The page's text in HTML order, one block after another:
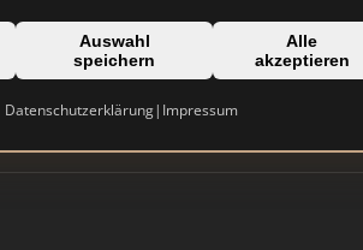
Auswahl
speichern
Alle
akzeptieren
Datenschutzerklärung| Impressum